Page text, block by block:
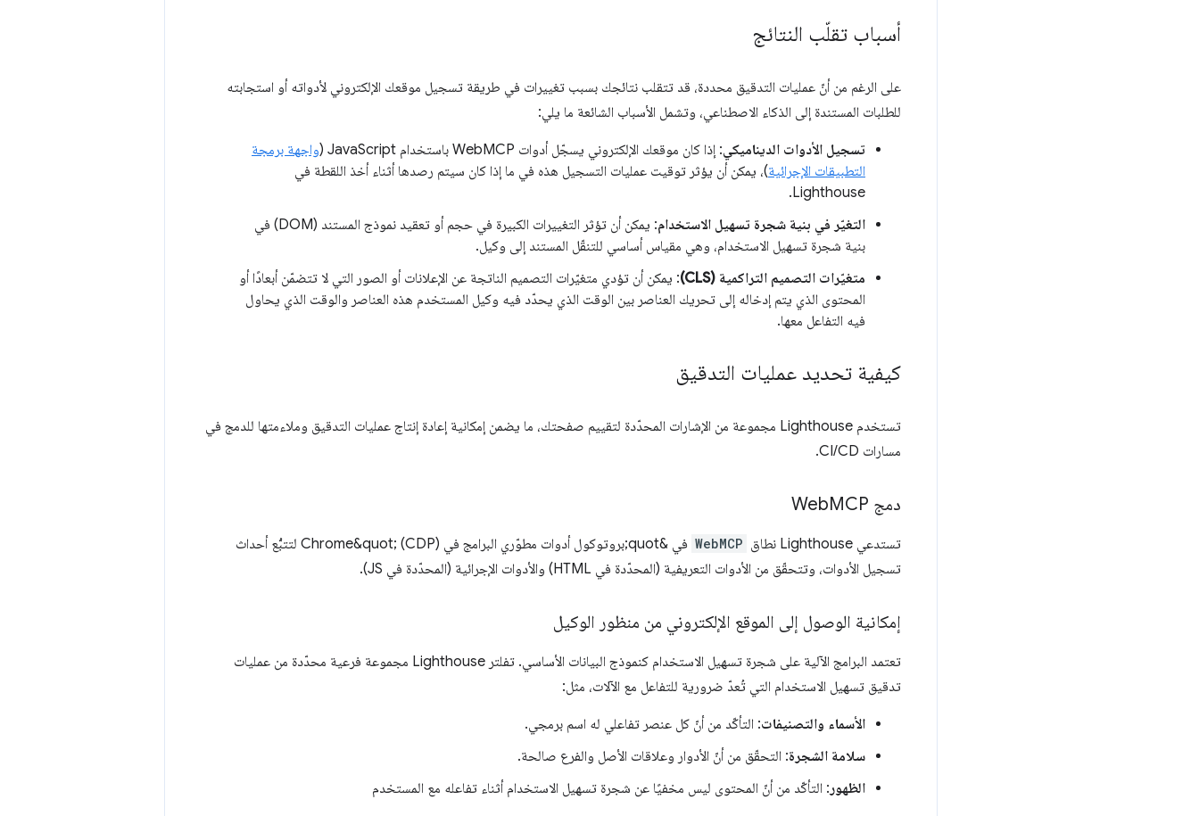
أسباب تقلّب النتائج
على الرغم من أنّ عمليات التدقيق محددة، قد تتقلب نتائجك بسبب تغييرات في طريقة تسجيل موقعك الإلكتروني لأدواته أو استجابته
للطلبات المستندة إلى الذكاء الاصطناعي، وتشمل الأسباب الشائعة ما يلي:
تسجيل الأدوات الديناميكي: إذا كان موقعك الإلكتروني يسجّل أدوات WebMCP باستخدام JavaScript (
واجهة برمجة
التطبيقات الإجرائية)، يمكن أن يؤثر توقيت عمليات التسجيل هذه في ما إذا كان سيتم رصدها أثناء أخذ اللقطة في
Lighthouse.
التغيّر في بنية شجرة تسهيل الاستخدام
: يمكن أن تؤثر التغييرات الكبيرة في حجم أو تعقيد نموذج المستند (DOM) في
بنية شجرة تسهيل الاستخدام، وهي مقياس أساسي للتنقّل المستند إلى وكيل.
متغيّرات التصميم التراكمية (CLS)
: يمكن أن تؤدي متغيّرات التصميم الناتجة عن الإعلانات أو الصور التي لا تتضمّن أبعادًا أو
المحتوى الذي يتم إدخاله إلى تحريك العناصر بين الوقت الذي يحدّد فيه وكيل المستخدم هذه العناصر والوقت الذي يحاول
فيه التفاعل معها.
كيفية تحديد عمليات التدقيق
تستخدم Lighthouse مجموعة من الإشارات المحدّدة لتقييم صفحتك، ما يضمن إمكانية إعادة إنتاج عمليات التدقيق وملاءمتها للدمج في
مسارات CI/CD.
دمج Web MCP
تستدعي Lighthouse نطاق WebMCP
في &quot;بروتوكول أدوات مطوّري البرامج في Chrome&quot; (CDP) لتتبُّع أحداث
تسجيل الأدوات، وتتحقّق من الأدوات التعريفية (المحدّدة في HTML) والأدوات الإجرائية (المحدّدة في JS).
إمكانية الوصول إلى الموقع الإلكتروني من منظور الوكيل
تعتمد البرامج الآلية على شجرة تسهيل الاستخدام كنموذج البيانات الأساسي. تفلتر Lighthouse مجموعة فرعية محدّدة من عمليات
تدقيق تسهيل الاستخدام التي تُعدّ ضرورية للتفاعل مع الآلات، مثل:
الأسماء والتصنيفات: التأكّد من أنّ كل عنصر تفاعلي له اسم برمجي.
سلامة الشجرة: التحقّق من أنّ الأدوار وعلاقات الأصل والفرع صالحة.
الظهور : التأكّد من أنّ المحتوى ليس مخفيًا عن شجرة تسهيل الاستخدام أثناء تفاعله مع المستخدم